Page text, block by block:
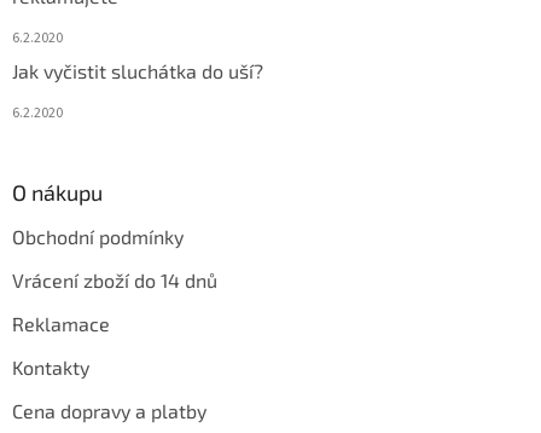
6.2.2020
Jak vyčistit sluchátka do uší?
6.2.2020
O nákupu
Obchodní podmínky
Vrácení zboží do 14 dnů
Reklamace
Kontakty
Cena dopravy a platby